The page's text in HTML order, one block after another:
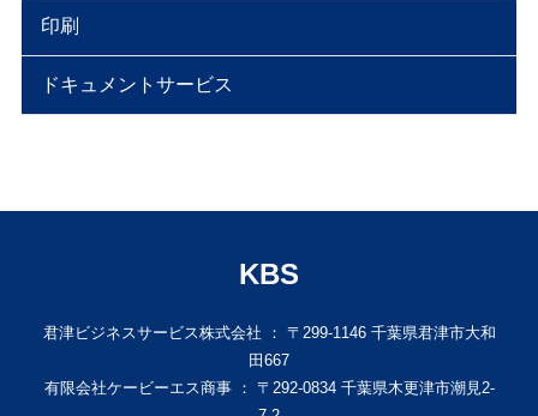
印刷
ドキュメントサービス
KBS
君津ビジネスサービス株式会社 ： 〒299-1146 千葉県君津市大和
田667
有限会社ケービーエス商事 ： 〒292-0834 千葉県木更津市潮見2-